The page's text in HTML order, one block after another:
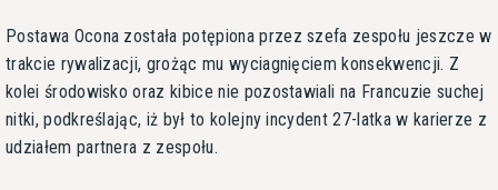
Postawa Ocona została potępiona przez szefa zespołu jeszcze w
trakcie rywalizacji, grożąc mu wyciagnięciem konsekwencji. Z
kolei środowisko oraz kibice nie pozostawiali na Francuzie suchej
nitki, podkreślając, iż był to kolejny incydent 27-latka w karierze z
udziałem partnera z zespołu.